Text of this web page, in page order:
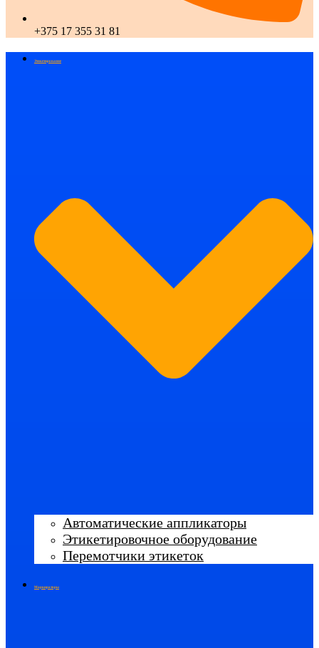
+375 17 355 31 81
Этикетирование
Автоматические аппликаторы
Этикетировочное оборудование
Перемотчики этикеток
Маркираторы